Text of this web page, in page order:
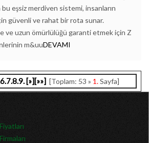
eşsiz merdiven sistemi, insanların
güvenli ve rahat bir rota sunar.
ve uzun ömürlülüğü garanti etmek için Z
m&uuDEVAMI
6.7.8.9.[»][»»] [Toplam: 53 » 1.Sayfa]